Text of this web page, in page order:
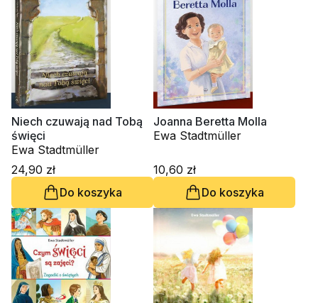
Niech czuwają nad Tobą
święci
Ewa Stadtmüller
24,90 zł
Do koszyka
Joanna Beretta Molla
Ewa Stadtmüller
10,60 zł
Do koszyka